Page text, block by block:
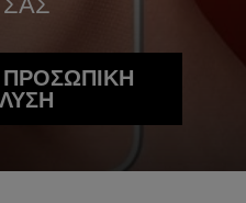
ΠΡΟΣΩΠΙΚΗ